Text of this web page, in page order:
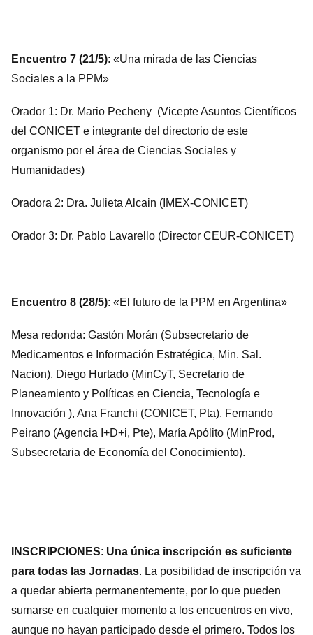
Encuentro 7 (21/5): «Una mirada de las Ciencias
Sociales a la PPM»
Orador 1: Dr. Mario Pecheny (Vicepte Asuntos Científicos
del CONICET e integrante del directorio de este
organismo por el área de Ciencias Sociales y
Humanidades)
Oradora 2: Dra. Julieta Alcain (IMEX-CONICET)
Orador 3: Dr. Pablo Lavarello (Director CEUR-CONICET)
Encuentro 8 (28/5): «El futuro de la PPM en Argentina»
Mesa redonda: Gastón Morán (Subsecretario de
Medicamentos e Información Estratégica, Min. Sal.
Nacion), Diego Hurtado (MinCyT, Secretario de
Planeamiento y Políticas en Ciencia, Tecnología e
Innovación ), Ana Franchi (CONICET, Pta), Fernando
Peirano (Agencia I+D+i, Pte), María Apólito (MinProd,
Subsecretaria de Economía del Conocimiento).
INSCRIPCIONES: Una única inscripción es suficiente
para todas las Jornadas. La posibilidad de inscripción va
a quedar abierta permanentemente, por lo que pueden
sumarse en cualquier momento a los encuentros en vivo,
aunque no hayan participado desde el primero. Todos los